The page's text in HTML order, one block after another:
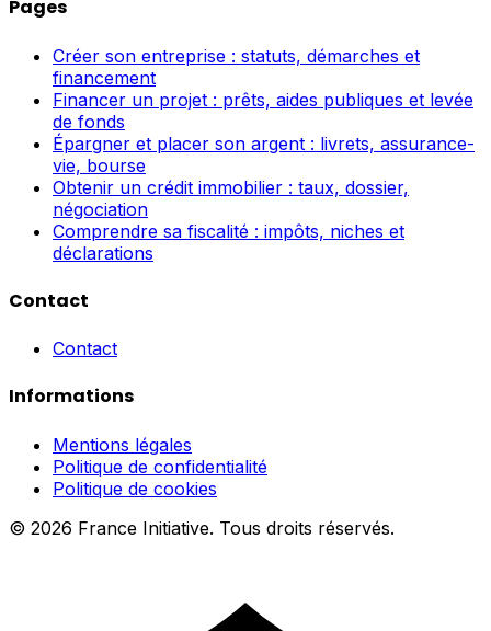
Pages
Créer son entreprise : statuts, démarches et
financement
Financer un projet : prêts, aides publiques et levée
de fonds
Épargner et placer son argent : livrets, assurance-
vie, bourse
Obtenir un crédit immobilier : taux, dossier,
négociation
Comprendre sa fiscalité : impôts, niches et
déclarations
Contact
Contact
Informations
Mentions légales
Politique de confidentialité
Politique de cookies
© 2026 France Initiative. Tous droits réservés.